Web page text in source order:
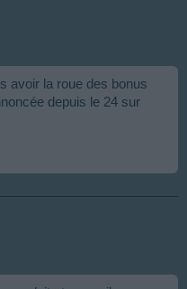
avoir la roue des bonus
depuis le 24 sur